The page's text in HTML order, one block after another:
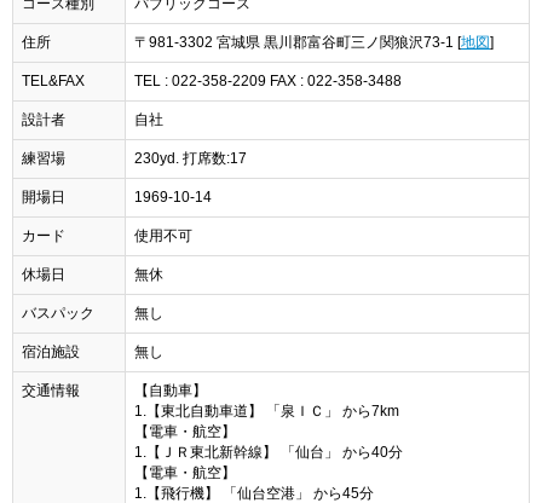
コース種別 パブリックコース
住所 〒981-3302 宮城県 黒川郡富谷町三ノ関狼沢73-1 [ 地図
TEL&FAX TEL : 022-358-2209 FAX : 022-358-3488
設計者 自社
練習場 230yd. 打席数:17
開場日 1969-10-14
カード 使用不可
休場日 無休
バスパック 無し
宿泊施設 無し
交通情報
【自動車】
1.【東北自動車道】 「泉ＩＣ」 から7km
【電車・航空】
1.【ＪＲ東北新幹線】 「仙台」 から40分
【電車・航空】
1.【飛行機】 「仙台空港」 から45分